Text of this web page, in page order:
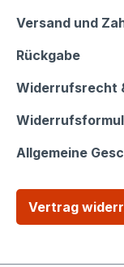
Versand und
Rückgabe
Widerrufsrecht
Allgemeine
Vertrag